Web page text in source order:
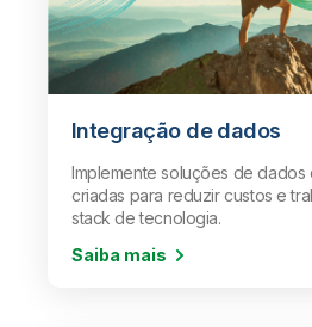
Integração de dados
Implemente soluções de dados
criadas para reduzir custos e
stack de tecnologia.
Saiba mais